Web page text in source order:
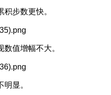
步数更快。
值增幅不大。
显。